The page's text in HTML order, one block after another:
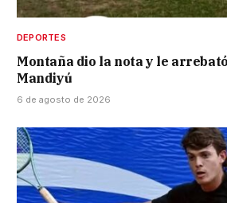
DEPORTES
Montaña dio la nota y le
Mandiyú
6 de agosto de 2026